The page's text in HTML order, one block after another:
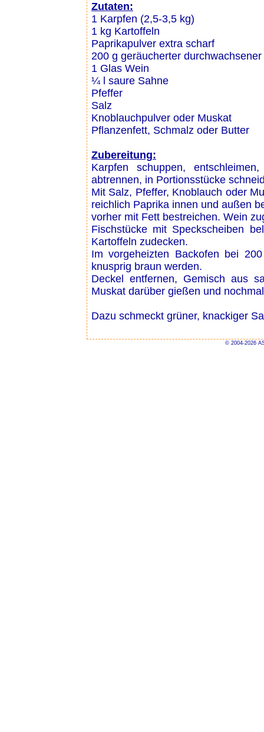
Zutaten:
1 Karpfen (2,5-3,5 kg)
1 kg Kartoffeln
Paprikapulver extra scharf
200 g geräucherter
1 Glas Wein
¼ l saure Sahne
Pfeffer
Salz
Knoblauchpulver oder Muskat
Pflanzenfett, Schmalz oder Butter
Zubereitung:
Karpfen schuppen,
abtrennen, in Portionsstücke
Mit Salz, Pfeffer, Knoblauch oder
reichlich Paprika innen und außen
vorher mit Fett bestreichen. Wein
Fischstücke mit Speckscheiben
Kartoffeln zudecken.
Im vorgeheizten Backofen bei
knusprig braun werden.
Deckel entfernen, Gemisch aus
Muskat darüber gießen und
Dazu schmeckt grüner, knackiger
© 2004-2026